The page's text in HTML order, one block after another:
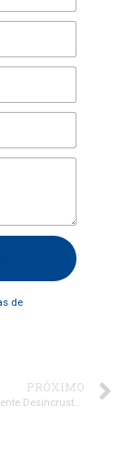
de
PRÓXIMO
Kitch Care Detergente Desincrustante